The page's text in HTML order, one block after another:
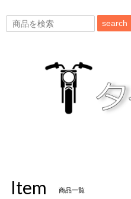
search
Item 商品一覧